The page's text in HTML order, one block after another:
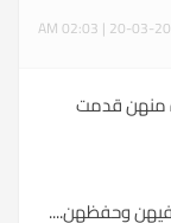
منهن قدمت
فيهن وحفظهن....